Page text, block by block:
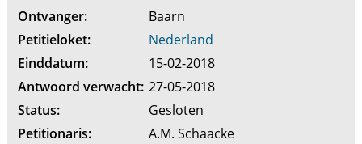
Ontvanger:
Baarn
Petitieloket:
Nederland
Einddatum:
15-02-2018
Antwoord verwacht: 27-05-2018
Status:
Gesloten
Petitionaris:
A.M. Schaacke